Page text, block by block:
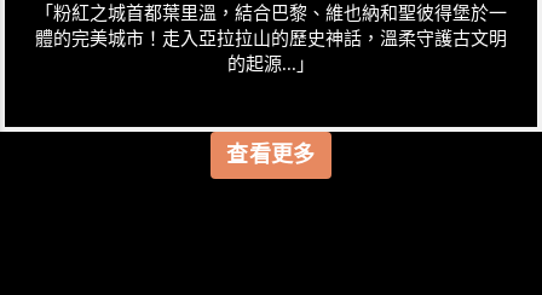
「粉紅之城首都葉里溫，結合巴黎、維也納和聖彼得堡於一
體的完美城市！走入亞拉拉山的歷史神話，溫柔守護古文明
的起源...」
查看更多